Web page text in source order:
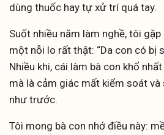
dùng thuốc hay tự xử trí quá tay.
Suốt nhiều năm làm nghề, tôi
một nỗi lo rất thật: “Da con có bị
Nhiều khi, cái làm bà con khổ
mà là cảm giác mất kiểm soát
như trước.
Tôi mong bà con nhớ điều này: